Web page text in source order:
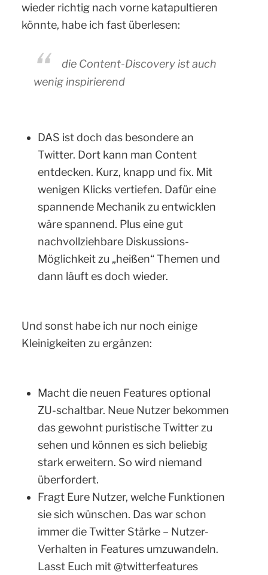
wieder richtig nach vorne katapultieren
könnte, habe ich fast überlesen:
die Content-Discovery ist auch
wenig inspirierend
DAS ist doch das besondere an
Twitter. Dort kann man Content
entdecken. Kurz, knapp und fix. Mit
wenigen Klicks vertiefen. Dafür eine
spannende Mechanik zu entwicklen
wäre spannend. Plus eine gut
nachvollziehbare Diskussions-
Möglichkeit zu „heißen“ Themen und
dann läuft es doch wieder.
Und sonst habe ich nur noch einige
Kleinigkeiten zu ergänzen:
Macht die neuen Features optional
ZU-schaltbar. Neue Nutzer bekommen
das gewohnt puristische Twitter zu
sehen und können es sich beliebig
stark erweitern. So wird niemand
überfordert.
Fragt Eure Nutzer, welche Funktionen
sie sich wünschen. Das war schon
immer die Twitter Stärke – Nutzer-
Verhalten in Features umzuwandeln.
Lasst Euch mit @twitterfeatures